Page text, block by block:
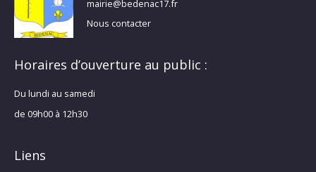
mairie@bedenac17.fr
Nous contacter
Horaires d’ouverture au public :
Du lundi au samedi
de 09h00 à 12h30
Liens